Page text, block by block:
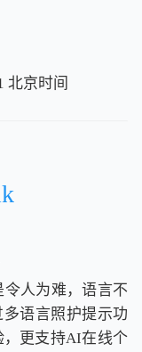
北京时间
北京时间
人为难，语言不
语言照护提示功
，更支持AI在线个